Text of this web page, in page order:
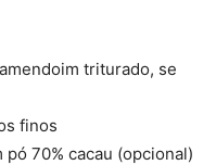
triturado, se
finos
70% cacau (opcional)